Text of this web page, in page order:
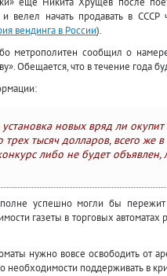
велел начать продавать в СССР
вендинга в России).
метрополитен сообщил о
Обещается, что в течение года
новых вряд ли
трех тысяч долларов, всего
либо не будет
успешно могли бы
газеты в торговых автоматах
нужно вовсе освободить от
необходимости поддерживать в